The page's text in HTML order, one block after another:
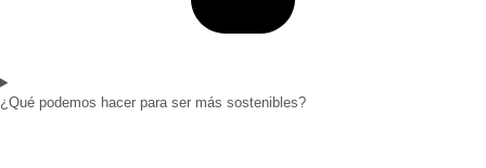
¿Qué podemos hacer para ser más sostenibles?